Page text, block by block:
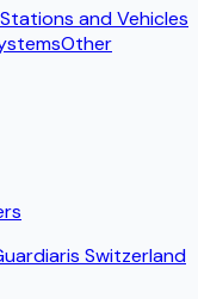
and Vehicles
Other
Switzerland